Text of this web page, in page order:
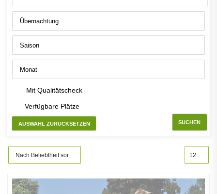
Mit Qualitätscheck
Verfügbare Plätze
AUSWAHL ZURÜCKSETZEN SUCHEN